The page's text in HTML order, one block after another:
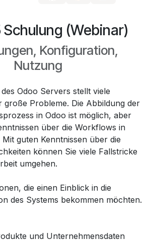
Schulung (Webinar)
Konfiguration,
Nutzung
Odoo Servers stellt viele
große Probleme. Die Abbildung der
in Odoo ist möglich, aber
über die Workflows in
guten Kenntnissen über die
können Sie viele Fallstricke
umgehen.
die einen Einblick in die
des Systems bekommen möchten.
und Unternehmensdaten